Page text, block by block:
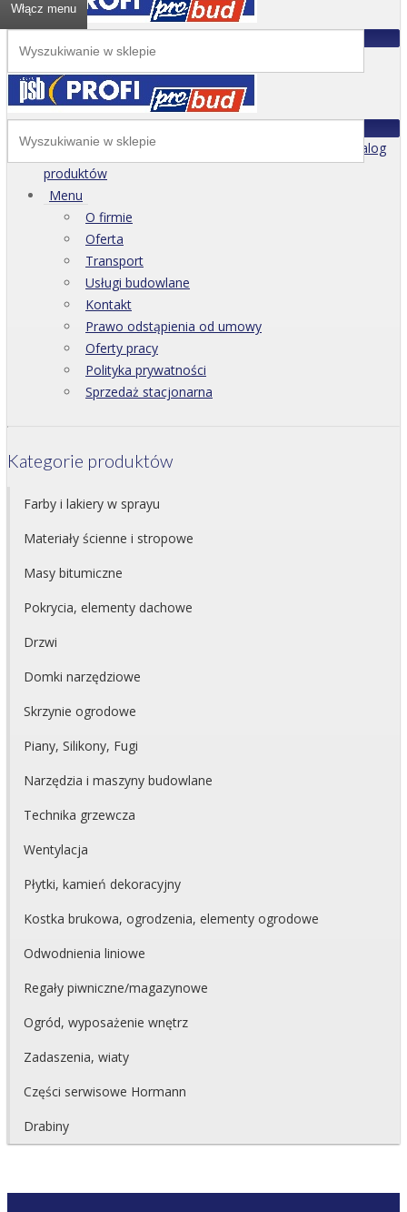
Włącz menu
Katalog
produktów
Menu
O firmie
Oferta
Transport
Usługi budowlane
Kontakt
Prawo odstąpienia od umowy
Oferty pracy
Polityka prywatności
Sprzedaż stacjonarna
Kategorie produktów
Farby i lakiery w sprayu
Materiały ścienne i stropowe
Masy bitumiczne
Pokrycia, elementy dachowe
Drzwi
Domki narzędziowe
Skrzynie ogrodowe
Piany, Silikony, Fugi
Narzędzia i maszyny budowlane
Technika grzewcza
Wentylacja
Płytki, kamień dekoracyjny
Kostka brukowa, ogrodzenia, elementy ogrodowe
Odwodnienia liniowe
Regały piwniczne/magazynowe
Ogród, wyposażenie wnętrz
Zadaszenia, wiaty
Części serwisowe Hormann
Drabiny